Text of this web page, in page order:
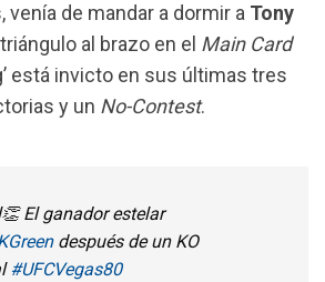
venía de mandar a dormir a Tony
al brazo en el Main Card
está invicto en sus últimas tres
y un No-Contest.
El ganador estelar
después de un KO
#UFCVegas80